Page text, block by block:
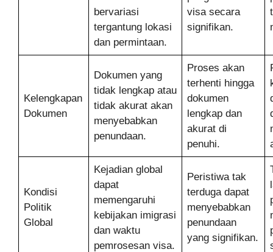
bervariasi
tergantung lokasi
dan permintaan.
visa secara
signifikan.
Kelengkapan
Dokumen
Dokumen yang
tidak lengkap atau
tidak akurat akan
menyebabkan
penundaan.
Proses akan
terhenti hingga
dokumen
lengkap dan
akurat di
penuhi.
Kondisi
Politik
Global
Kejadian global
dapat
memengaruhi
kebijakan imigrasi
dan waktu
pemrosesan visa.
Peristiwa tak
terduga dapat
menyebabkan
penundaan
yang signifikan.